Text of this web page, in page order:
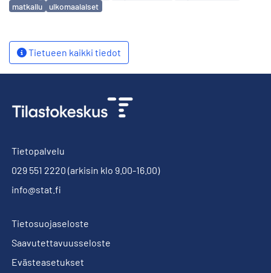
matkailu
ulkomaalaiset
Tietueen kaikki tiedot
Tietopalvelu
029 551 2220 (arkisin klo 9.00-16.00)
info@stat.fi
Tietosuojaseloste
Saavutettavuusseloste
Evästeasetukset